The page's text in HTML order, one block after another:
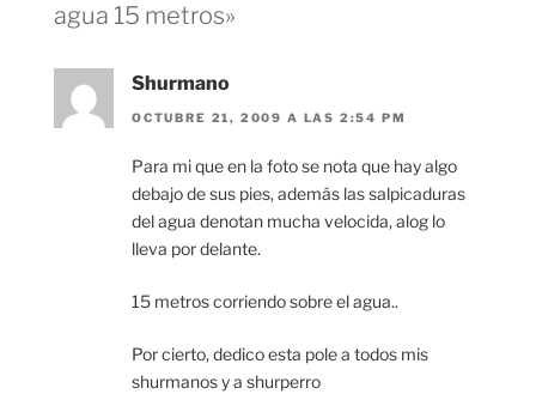
agua 15 metros»
Shurmano
OCTUBRE 21, 2009 A LAS 2:54 PM
Para mi que en la foto se nota que hay algo
debajo de sus pies, además las salpicaduras
del agua denotan mucha velocida, alog lo
lleva por delante.
15 metros corriendo sobre el agua..
Por cierto, dedico esta pole a todos mis
shurmanos y a shurperro